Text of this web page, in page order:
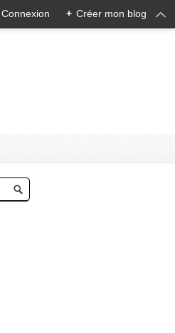
Connexion + Créer mon blog